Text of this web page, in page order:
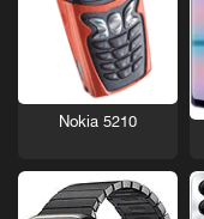
Nokia 5210